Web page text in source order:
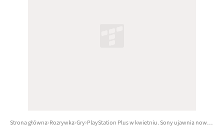
Strona główna Rozrywka Gry PlayStation Plus w kwietniu. Sony ujawnia nowe gry